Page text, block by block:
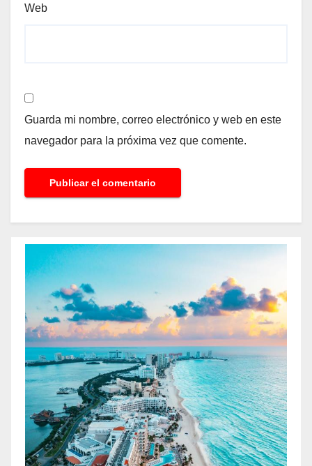
Web
Guarda mi nombre, correo electrónico y web en este
navegador para la próxima vez que comente.